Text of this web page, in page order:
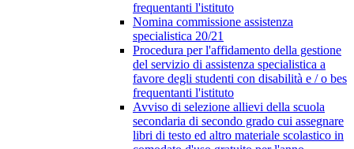
frequentanti l'istituto
Nomina commissione assistenza
specialistica 20/21
Procedura per l'affidamento della gestione
del servizio di assistenza specialistica a
favore degli studenti con disabilità e / o bes
frequentanti l'istituto
Avviso di selezione allievi della scuola
secondaria di secondo grado cui assegnare
libri di testo ed altro materiale scolastico in